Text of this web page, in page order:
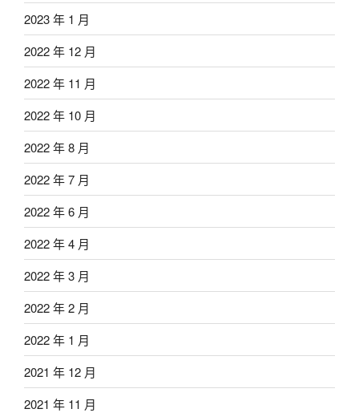
2023 年 1 月
2022 年 12 月
2022 年 11 月
2022 年 10 月
2022 年 8 月
2022 年 7 月
2022 年 6 月
2022 年 4 月
2022 年 3 月
2022 年 2 月
2022 年 1 月
2021 年 12 月
2021 年 11 月